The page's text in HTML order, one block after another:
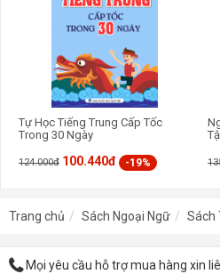
Tự Học Tiếng Trung Cấp Tốc
Trong 30 Ngày
124.000đ 100.440đ -19%
Trang chủ Sách Ngoại Ngữ Sách
Mọi yêu cầu hỗ trợ mua hàng xin